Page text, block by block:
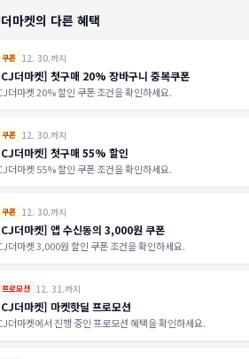
마켓의 다른 혜택
쿠폰 12. 30.까지
더마켓] 첫구매 20% 장바구니 중복쿠폰
더마켓 20% 할인 쿠폰 조건을 확인하세요.
쿠폰 12. 30.까지
더마켓] 첫구매 55% 할인
더마켓 55% 할인 쿠폰 조건을 확인하세요.
쿠폰 12. 30.까지
더마켓] 앱 수신동의 3,000원 쿠폰
더마켓 3,000원 할인 쿠폰 조건을 확인하세요.
프로모션 12. 31.까지
더마켓] 마켓핫딜 프로모션
더마켓에서 진행 중인 프로모션 혜택을 확인하세요.